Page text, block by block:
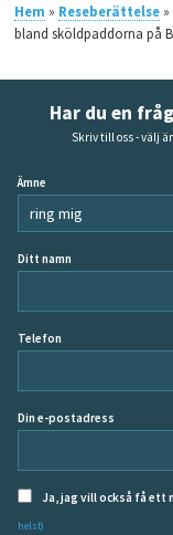
Hem » Reseberättelse»
bland sköldpaddorna på
Har du en
Skriv till oss - välj
Ämne
Ditt namn
Telefon
Din e-postadress
Ja, jag vill också få ett
helst)